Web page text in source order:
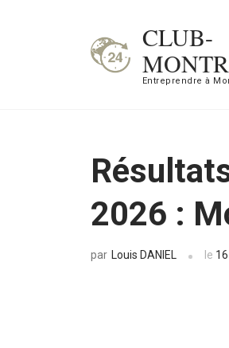
CLUB-
Entreprendre à
2026 :
par Louis DANIEL le